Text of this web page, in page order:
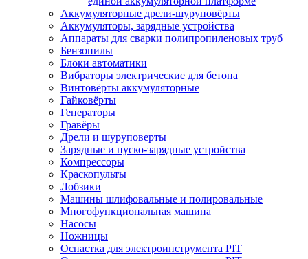
Аккумуляторные дрели-шуруповёрты
Аккумуляторы, зарядные устройства
Аппараты для сварки полипропиленовых труб
Бензопилы
Блоки автоматики
Вибраторы электрические для бетона
Винтовёрты аккумуляторные
Гайковёрты
Генераторы
Гравёры
Дрели и шуруповерты
Зарядные и пуско-зарядные устройства
Компрессоры
Краскопульты
Лобзики
Машины шлифовальные и полировальные
Многофункциональная машина
Насосы
Ножницы
Оснастка для электроинструмента PIT